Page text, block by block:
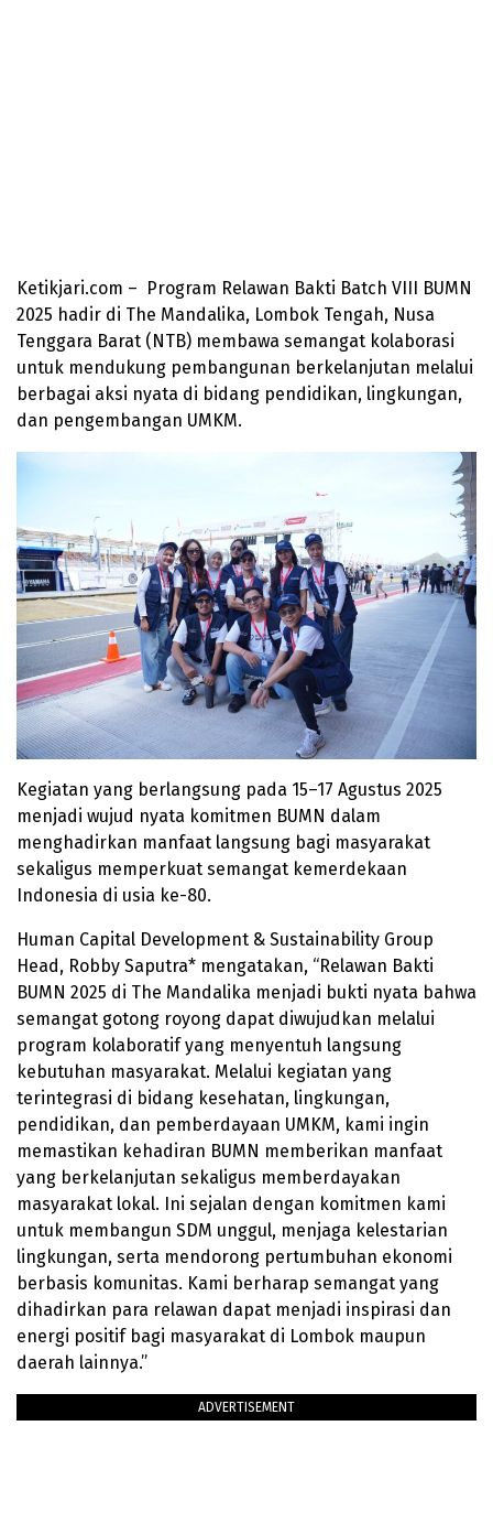
Ketikjari.com – Program Relawan Bakti Batch VIII BUMN
2025 hadir di The Mandalika, Lombok Tengah, Nusa
Tenggara Barat (NTB) membawa semangat kolaborasi
untuk mendukung pembangunan berkelanjutan melalui
berbagai aksi nyata di bidang pendidikan, lingkungan,
dan pengembangan UMKM.
Kegiatan yang berlangsung pada 15–17 Agustus 2025
menjadi wujud nyata komitmen BUMN dalam
menghadirkan manfaat langsung bagi masyarakat
sekaligus memperkuat semangat kemerdekaan
Indonesia di usia ke-80.
Human Capital Development & Sustainability Group
Head, Robby Saputra* mengatakan, “Relawan Bakti
BUMN 2025 di The Mandalika menjadi bukti nyata bahwa
semangat gotong royong dapat diwujudkan melalui
program kolaboratif yang menyentuh langsung
kebutuhan masyarakat. Melalui kegiatan yang
terintegrasi di bidang kesehatan, lingkungan,
pendidikan, dan pemberdayaan UMKM, kami ingin
memastikan kehadiran BUMN memberikan manfaat
yang berkelanjutan sekaligus memberdayakan
masyarakat lokal. Ini sejalan dengan komitmen kami
untuk membangun SDM unggul, menjaga kelestarian
lingkungan, serta mendorong pertumbuhan ekonomi
berbasis komunitas. Kami berharap semangat yang
dihadirkan para relawan dapat menjadi inspirasi dan
energi positif bagi masyarakat di Lombok maupun
daerah lainnya.”
ADVERTISEMENT